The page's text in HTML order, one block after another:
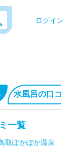
ログイン
水風呂の口コミ
一覧
取ぽかぽか温泉